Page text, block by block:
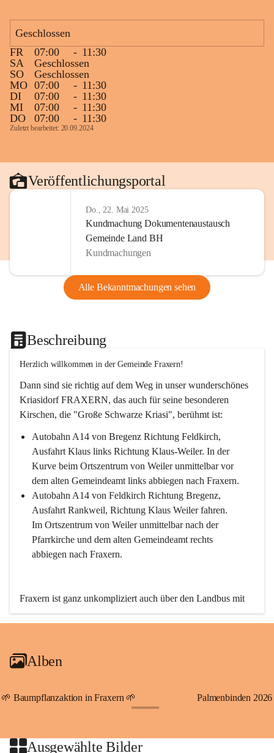
Geschlossen
FR
07:00 - 11:30
SA
Geschlossen
SO
Geschlossen
MO 07:00 - 11:30
DI
07:00 - 11:30
MI
07:00 - 11:30
DO
07:00 - 11:30
Zuletzt bearbeitet: 20.09.2024
Veröffentlichungsportal
Do., 22. Mai 2025
Kundmachung Dokumentenaustausch
Gemeinde Land BH
Kundmachungen
Alle Bekanntmachungen sehen
Beschreibung
Herzlich willkommen in der Gemeinde Fraxern!
Dann sind sie richtig auf dem Weg in unser wunderschönes
Kriasidorf FRAXERN, das auch für seine besonderen
Kirschen, die "Große Schwarze Kriasi", berühmt ist:
Autobahn A14 von Bregenz Richtung Feldkirch,
Ausfahrt Klaus links Richtung Klaus-Weiler. In der
Kurve beim Ortszentrum von Weiler unmittelbar vor
dem alten Gemeindeamt links abbiegen nach Fraxern.
Autobahn A14 von Feldkirch Richtung Bregenz,
Ausfahrt Rankweil, Richtung Klaus Weiler fahren.
Im Ortszentrum von Weiler unmittelbar nach der
Pfarrkirche und dem alten Gemeindeamt rechts
abbiegen nach Fraxern.
Fraxern ist ganz unkompliziert auch über den Landbus mit
den öffentlichen Verkehrsmitteln zu erreichen. Die Linie
An Samstagen, Sonn- und Feiertagen können Sie bequem
persönlichen Linienbus zur gewünschten Zeit zu Ihrer
Haltestelle bestellen. Sowohl von Weiler kommend nach
beide Fahrten Weiler-Fraxern-Weiler.
Alben
🌱 Baumpflanzaktion in Fraxern 🌱 Palmenbinden 2026
Ausgewählte Bilder